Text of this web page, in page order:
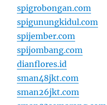
spigrobongan.com
spigunungkidul.com
spijember.com
spijombang.com
dianflores.id
sman48jkt.com
sman26jkt.com